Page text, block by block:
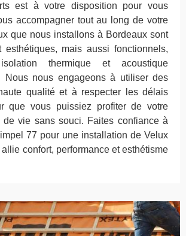
est à votre disposition pour vous
accompagner tout au long de votre
que nous installons à Bordeaux sont
esthétiques, mais aussi fonctionnels,
thermique et acoustique
Nous nous engageons à utiliser des
qualité et à respecter les délais
que vous puissiez profiter de votre
de vie sans souci. Faites confiance à
77 pour une installation de Velux
confort, performance et esthétisme